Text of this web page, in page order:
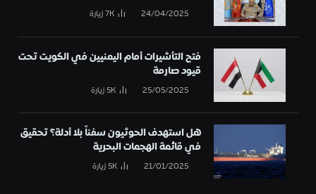
24/04/2025
7Kزيارة
فتح التأشيرات أمام اليمنيين في الكويت تحت
قيود صارمة
25/05/2025
5Kزيارة
هل استهدف الحوثيون سفناً بلا أدلة؟ تحقيق
في قائمة الهجمات البحرية
21/01/2025
5Kزيارة